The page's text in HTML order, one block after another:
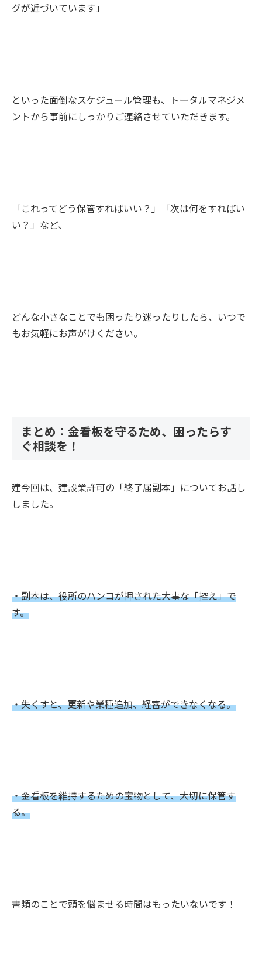
グが近づいています」
といった面倒なスケジュール管理も、トータルマネジメ
ントから事前にしっかりご連絡させていただきます。
「これってどう保管すればいい？」「次は何をすればい
い？」など、
どんな小さなことでも困ったり迷ったりしたら、いつで
もお気軽にお声がけください。
まとめ：金看板を守るため、困ったらす
ぐ相談を！
建今回は、建設業許可の「終了届副本」についてお話し
しました。
・副本は、役所のハンコが押された大事な「控え」で
す。
・失くすと、更新や業種追加、経審ができなくなる。
・金看板を維持するための宝物として、大切に保管す
る。
書類のことで頭を悩ませる時間はもったいないです！